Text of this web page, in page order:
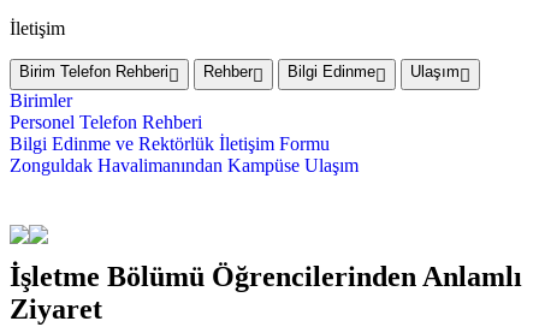
İletişim
Birim Telefon Rehberi Rehber Bilgi Edinme Ulaşım
Birimler
Personel Telefon Rehberi
Bilgi Edinme ve Rektörlük İletişim Formu
Zonguldak Havalimanından Kampüse Ulaşım
İşletme Bölümü Öğrencilerinden Anlamlı
Ziyaret